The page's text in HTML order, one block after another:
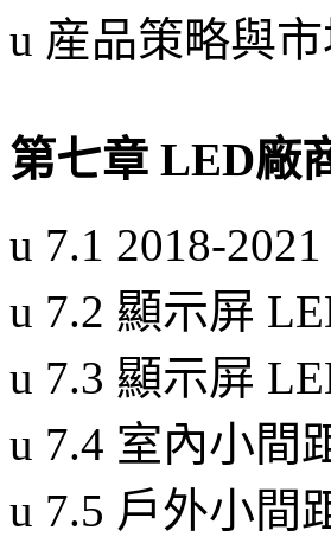
u 産品策略與
第七章 LED廠
u 7.1 2018-
u 7.2 顯示屏
u 7.3 顯示屏
u 7.4 室內小間
u 7.5 戶外小間